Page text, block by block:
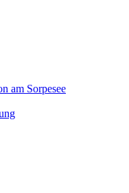
am Sorpesee